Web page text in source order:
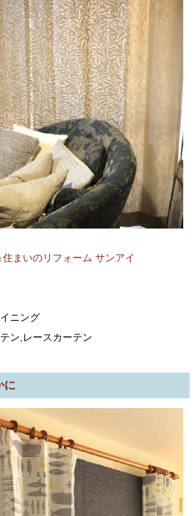
住まいのリフォーム サンアイ
ニング
ン,レースカーテン
に